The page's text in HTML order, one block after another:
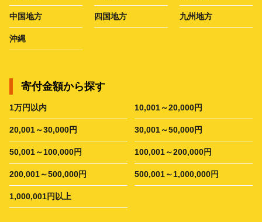
中国地方 四国地方 九州地方
沖縄
寄付金額から探す
1万円以内 10,001～20,000円
20,001～30,000円 30,001～50,000円
50,001～100,000円 100,001～200,000円
200,001～500,000円 500,001～1,000,000円
1,000,001円以上